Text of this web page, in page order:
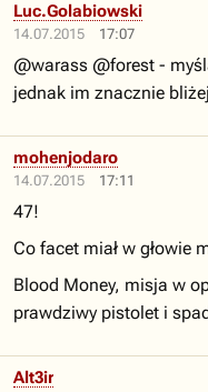
14.07.2015 17:07
Luc.Golabiowski
@warass @forest -
jednak im znacznie
14.07.2015 17:11
mohenjodaro
47!
Co facet miał w głowie
Blood Money, misja w
prawdziwy pistolet i
Alt3ir